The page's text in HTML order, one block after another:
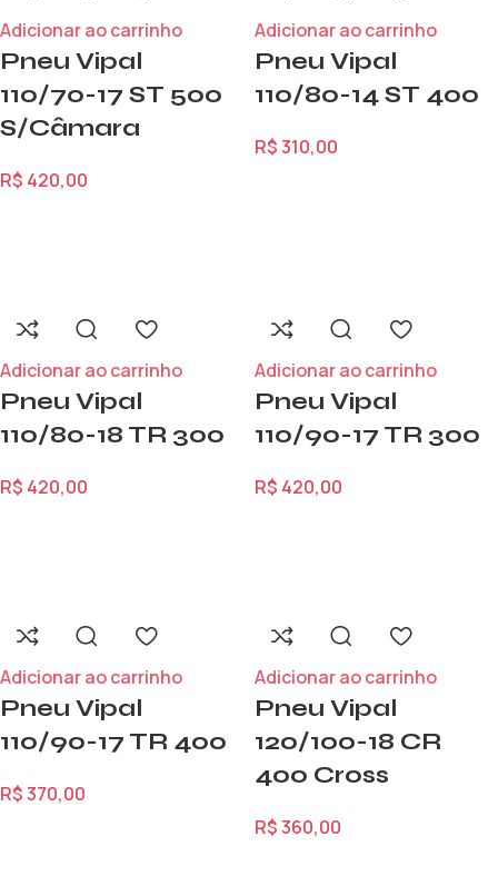
Adicionar ao carrinho
Pneu Vipal
110/70-17 ST 500
S/Câmara
R$ 420,00
Adicionar ao carrinho
Pneu Vipal
110/80-14 ST 400
R$310,00
Adicionar ao carrinho
Pneu Vipal
110/80-18 TR 300
R$ 420,00
Adicionar ao carrinho
Pneu Vipal
110/90-17 TR 300
R$ 420,00
Adicionar ao carrinho
Pneu Vipal
110/90-17 TR 400
R$370,00
Adicionar ao carrinho
Pneu Vipal
120/100-18 CR
400 Cross
R$360,00